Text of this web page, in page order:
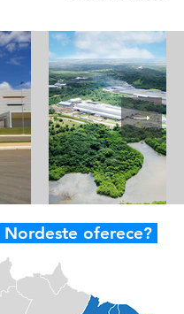
oferece?